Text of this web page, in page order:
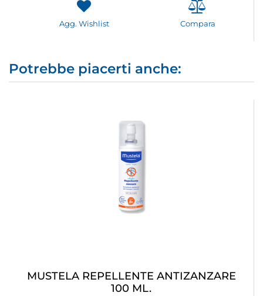
Agg. Wishlist Compara
Potrebbe piacerti anche:
MUSTELA REPELLENTE ANTIZANZARE
100 ML.